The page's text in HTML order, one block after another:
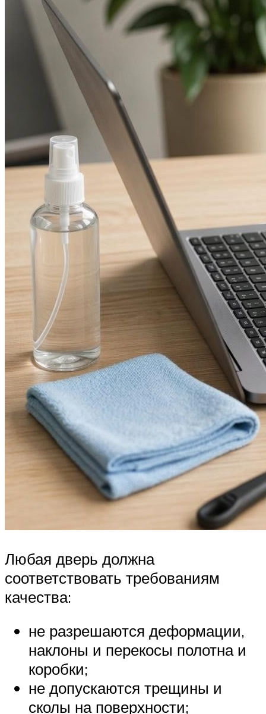
Любая дверь должна
соответствовать требованиям
качества:
не разрешаются деформации,
наклоны и перекосы полотна и
коробки;
не допускаются трещины и
сколы на поверхности;